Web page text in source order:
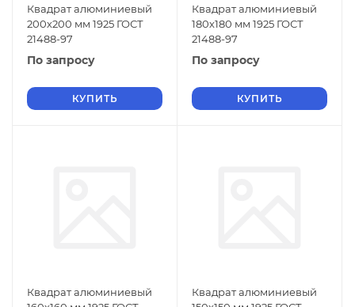
Квадрат алюминиевый
200х200 мм 1925 ГОСТ
21488-97
По запросу
КУПИТЬ
Квадрат алюминиевый
180х180 мм 1925 ГОСТ
21488-97
По запросу
КУПИТЬ
Квадрат алюминиевый
Квадрат алюминиевый